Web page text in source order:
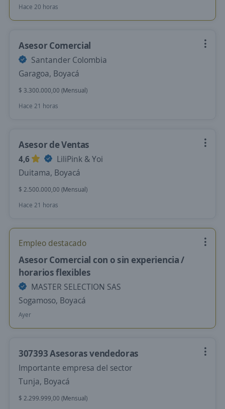
Hace 20 horas
Asesor Comercial
Santander Colombia
Garagoa, Boyacá
$ 3.300.000,00 (Mensual)
Hace 21 horas
Asesor de Ventas
4,6
LiliPink & Yoi
Duitama, Boyacá
$ 2.500.000,00 (Mensual)
Hace 21 horas
Empleo destacado
Asesor Comercial con o sin experiencia /
horarios flexibles
MASTER SELECTION SAS
Sogamoso, Boyacá
Ayer
307393 Asesoras vendedoras
Importante empresa del sector
Tunja, Boyacá
$ 2.299.999,00 (Mensual)